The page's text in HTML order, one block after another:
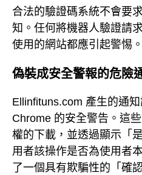
合法的驗證碼系統不會要
知。任何將機器人驗證請
使用的網站都應引起警惕。
偽裝成安全警報的危險
Ellinfituns.com 產生的通
Chrome 的安全警告。這
權的下載，並透過顯示「
用者該操作是否為使用者
了一個具有欺騙性的「確